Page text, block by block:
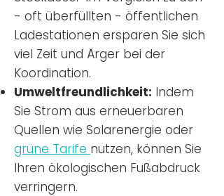
- oft überfüllten - öffentlichen
Ladestationen ersparen Sie sich
viel Zeit und Ärger bei der
Koordination.
Umweltfreundlichkeit: Indem
Sie Strom aus erneuerbaren
Quellen wie Solarenergie oder
grüne Tarife nutzen, können Sie
Ihren ökologischen Fußabdruck
verringern.